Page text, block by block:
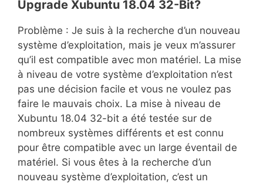
Upgrade Xubuntu 18.04 32-Bit?
Problème : Je suis à la recherche d’un nouveau
système d’exploitation, mais je veux m’assurer
qu’il est compatible avec mon matériel. La mise
à niveau de votre système d’exploitation n’est
pas une décision facile et vous ne voulez pas
faire le mauvais choix. La mise à niveau de
Xubuntu 18.04 32-bit a été testée sur de
nombreux systèmes différents et est connu
pour être compatible avec un large éventail de
matériel. Si vous êtes à la recherche d’un
nouveau système d’exploitation, c’est un